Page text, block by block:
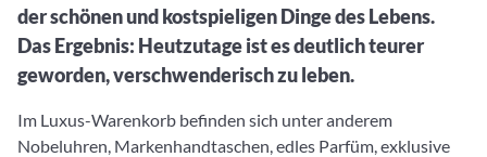
Portfolios
Eigene Portfolios und jene, denen Sie folgen
der schönen und kostspieligen Dinge des Lebens.
Das Ergebnis: Heutzutage ist es deutlich teurer
geworden, verschwenderisch zu leben.
Im Luxus-Warenkorb befinden sich unter anderem
Nobeluhren, Markenhandtaschen, edles Parfüm, exklusive